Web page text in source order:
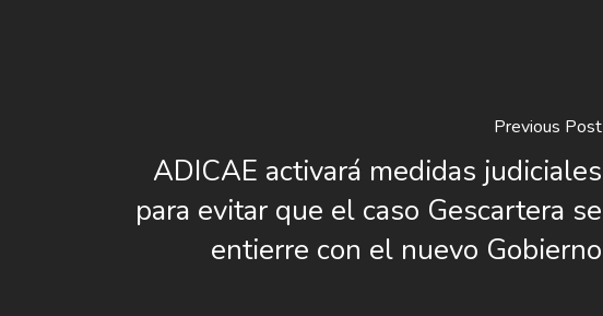
Previous Post
ADICAE activará medidas judiciales
para evitar que el caso Gescartera se
entierre con el nuevo Gobierno